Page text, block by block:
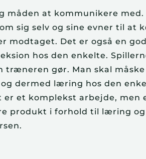
måden at kommunikere
sig selv og sine evner til at
modtaget. Det er også en
hos den enkelte.
træneren gør. Man skal
dermed læring hos den
et komplekst arbejde, men
produkt i forhold til læring